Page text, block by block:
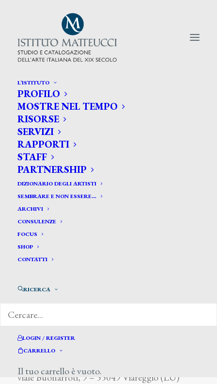
L’ISTITUTO
PROFILO
MOSTRE NEL TEMPO
RISORSE
SERVIZI
RAPPORTI
STAFF
PARTNERSHIP
DIZIONARIO DEGLI ARTISTI
SEMBRARE E NON ESSERE…
ARCHIVI
CONSULENZE
FOCUS
SHOP
CONTATTI
RICERCA
LOGIN / REGISTER
CARRELLO
Il tuo carrello è vuoto.
CERCA TRA GLI ARTISTI:
Search
for:
Zucoli Luigi
viale Buonarroti, 9 – 55049 Viareggio (LU)